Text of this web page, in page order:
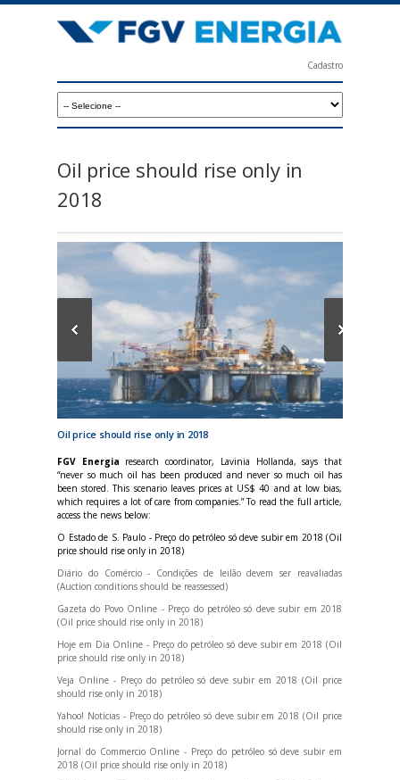
to
V
e
r
Cadastro
Oil price should rise only in
2018
Oil price should rise only in 2018
FGV Energia research coordinator, Lavinia Hollanda, says that
“never so much oil has been produced and never so much oil has
been stored. This scenario leaves prices at US$ 40 and at low bias,
which requires a lot of care from companies.” To read the full article,
access the news below:
O Estado de S. Paulo - Preço do petróleo só deve subir em 2018 (Oil
price should rise only in 2018)
Diário do Comércio - Condições de leilão devem ser reavaliadas
(Auction conditions should be reassessed)
Gazeta do Povo Online - Preço do petróleo só deve subir em 2018
(Oil price should rise only in 2018)
Hoje em Dia Online - Preço do petróleo só deve subir em 2018 (Oil
price should rise only in 2018)
Veja Online - Preço do petróleo só deve subir em 2018 (Oil price
should rise only in 2018)
Yahoo! Notícias - Preço do petróleo só deve subir em 2018 (Oil price
should rise only in 2018)
Jornal do Commercio Online - Preço do petróleo só deve subir em
2018 (Oil price should rise only in 2018)